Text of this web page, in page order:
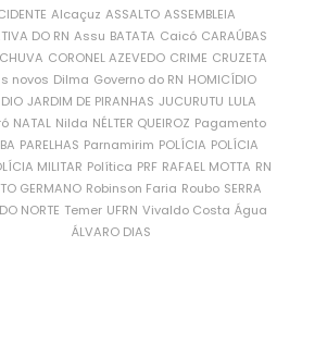
Alcaçuz ASSALTO ASSEMBLEIA
DO RN Assu BATATA Caicó CARAÚBAS
CORONEL AZEVEDO CRIME CRUZETA
novos Dilma Governo do RN HOMICÍDIO
JARDIM DE PIRANHAS JUCURUTU LULA
NATAL Nilda NÉLTER QUEIROZ Pagamento
PARELHAS Parnamirim POLÍCIA POLÍCIA
MILITAR Política PRF RAFAEL MOTTA RN
GERMANO Robinson Faria Roubo SERRA
NORTE Temer UFRN Vivaldo Costa Água
ÁLVARO DIAS